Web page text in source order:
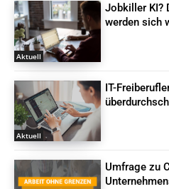
Aktuell
Jobkiller KI?
werden sich
Aktuell
IT-
Umfrage zu